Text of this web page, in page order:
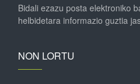
Bidali ezazu posta elektroniko
helbidetara informazio guztia
NON LORTU